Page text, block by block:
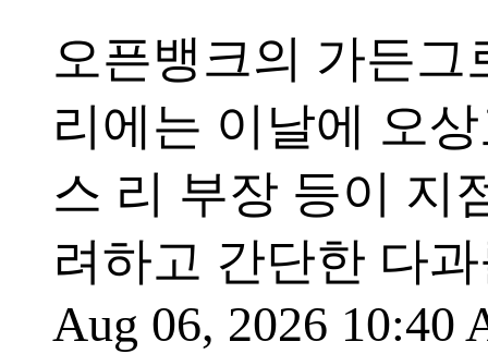
오픈뱅크의 가든그
리에는 이날에 오
스 리 부장 등이 지
려하고 간단한 다
Aug 06, 2026 10:40